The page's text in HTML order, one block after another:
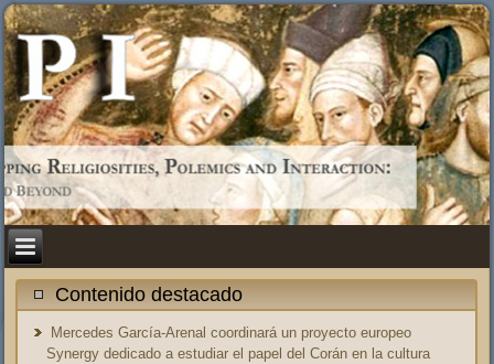
Contenido destacado
Mercedes García-Arenal coordinará un proyecto europeo
Synergy dedicado a estudiar el papel del Corán en la cultura